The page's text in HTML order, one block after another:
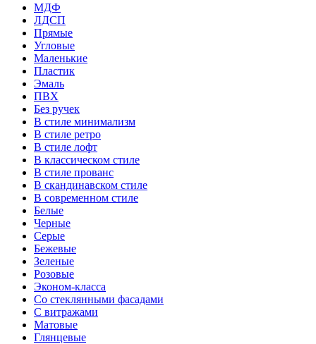
МДФ
ЛДСП
Прямые
Угловые
Маленькие
Пластик
Эмаль
ПВХ
Без ручек
В стиле минимализм
В стиле ретро
В стиле лофт
В классическом стиле
В стиле прованс
В скандинавском стиле
В современном стиле
Белые
Черные
Серые
Бежевые
Зеленые
Розовые
Эконом-класса
Со стеклянными фасадами
С витражами
Матовые
Глянцевые